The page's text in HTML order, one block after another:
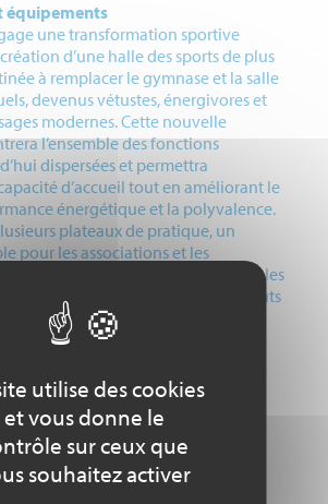
équipements
une transformation sportive
d’une halle des sports de plus
à remplacer le gymnase et la salle
devenus vétustes, énergivores et
modernes. Cette nouvelle
l’ensemble des fonctions
dispersées et permettra
d’accueil tout en améliorant le
énergétique et la polyvalence.
plateaux de pratique, un
pour les associations et les
qu’une circulation optimisée pour les
et les pratiques libres. L’un des atouts
est la création d’une salle de gym
rare dans le Mantois, qui
croissants des disciplines
tout en sécurisant les
projet structurant renforce
de la commune, soutient la
des pratiques, et positionne
un territoire sportif moderne,
utilise des cookies
et vous donne le
sur ceux que
souhaitez activer